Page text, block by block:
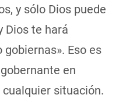
y sólo Dios puede
Dios te hará
Eso es
en
situación.